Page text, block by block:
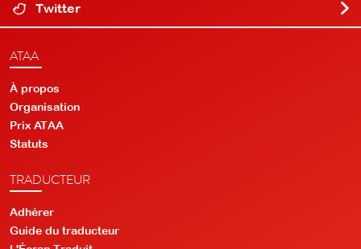
Twitter
ATAA
À propos
Organisation
Prix ATAA
Statuts
TRADUCTEUR
Adhérer
Guide du traducteur